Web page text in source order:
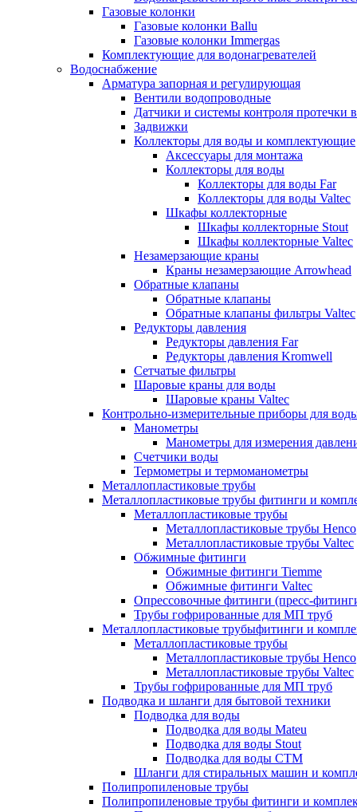
Газовые колонки
Газовые колонки Ballu
Газовые колонки Immergas
Комплектующие для водонагревателей
Водоснабжение
Арматура запорная и регулирующая
Вентили водопроводные
Датчики и системы контроля протечки
Задвижки
Коллекторы для воды и комплектующие
Аксессуары для монтажа
Коллекторы для воды
Коллекторы для воды Far
Коллекторы для воды Valtec
Шкафы коллекторные
Шкафы коллекторные Stout
Шкафы коллекторные Valtec
Незамерзающие краны
Краны незамерзающие Arrowhead
Обратные клапаны
Обратные клапаны
Обратные клапаны фильтры Valtec
Редукторы давления
Редукторы давления Far
Редукторы давления Kromwell
Сетчатые фильтры
Шаровые краны для воды
Шаровые краны Valtec
Контрольно-измерительные приборы для
Манометры
Манометры для измерения
Счетчики воды
Термометры и термоманометры
Металлопластиковые трубы
Металлопластиковые трубы фитинги и
Металлопластиковые трубы
Металлопластиковые трубы Henco
Металлопластиковые трубы Valtec
Обжимные фитинги
Обжимные фитинги Tiemme
Обжимные фитинги Valtec
Опрессовочные фитинги (пресс-
Трубы гофрированные для МП труб
Металлопластиковые трубыфитинги и
Металлопластиковые трубы
Металлопластиковые трубы Henco
Металлопластиковые трубы Valtec
Трубы гофрированные для МП труб
Подводка и шланги для бытовой техники
Подводка для воды
Подводка для воды Mateu
Подводка для воды Stout
Подводка для воды СТМ
Шланги для стиральных машин и
Полипропиленовые трубы
Полипропиленовые трубы фитинги и